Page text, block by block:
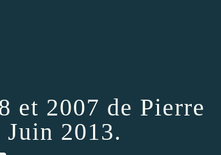
et 2007 de Pierre
2013.